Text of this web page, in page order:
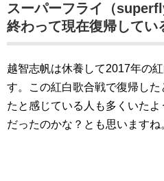
スーパーフライ（
終わって現在復帰してい
越智志帆は休養して2017年の
す。この紅白歌合戦で復帰し
たと感じている人も多くいた
だったのかな？とも思いますね